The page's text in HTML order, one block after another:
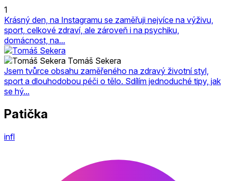
1
Krásný den, na Instagramu se zaměřuji nejvíce na výživu,
sport, celkové zdraví, ale zároveň i na psychiku,
domácnost, na...
Tomáš Sekera
Jsem tvůrce obsahu zaměřeného na zdravý životní styl,
sport a dlouhodobou péči o tělo. Sdílím jednoduché tipy, jak
se hý...
Patička
infl